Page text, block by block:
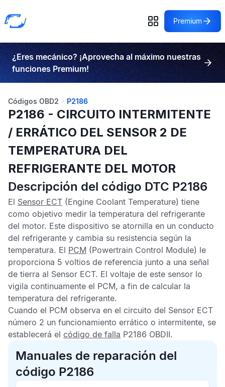
Premium
¿Eres mecánico? ¡Aprovecha al máximo nuestras
funciones Premium!
Códigos OBD2 P2186
P2186 - CIRCUITO INTERMITENTE
/ ERRÁTICO DEL SENSOR 2 DE
TEMPERATURA DEL
REFRIGERANTE DEL MOTOR
Descripción del código DTC P2186
El Sensor ECT (Engine Coolant Temperature) tiene
como objetivo medir la temperatura del refrigerante
del motor. Este dispositivo se atornilla en un conducto
del refrigerante y cambia su resistencia según la
temperatura. El PCM (Powertrain Control Module) le
proporciona 5 voltios de referencia junto a una señal
de tierra al Sensor ECT. El voltaje de este sensor lo
vigila continuamente el PCM, a fin de calcular la
temperatura del refrigerante.
Cuando el PCM observa en el circuito del Sensor ECT
número 2 un funcionamiento errático o intermitente, se
establecerá el código de falla P2186 OBDII.
Manuales de reparación del
código P2186